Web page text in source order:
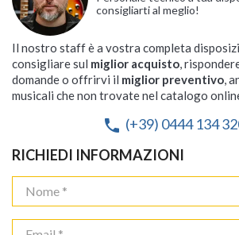
consigliarti al meglio!
Il nostro staff è a vostra completa
consigliare sul miglior acquisto,
domande o offrirvi il miglior preventivo,
musicali che non trovate nel catalogo
phone (+39) 0444 134
RICHIEDI INFORMAZIONI